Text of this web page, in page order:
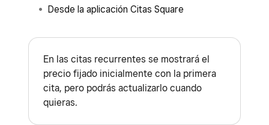
Desde la aplicación Citas Square
En las citas recurrentes se mostrará el
precio fijado inicialmente con la primera
cita, pero podrás actualizarlo cuando
quieras.